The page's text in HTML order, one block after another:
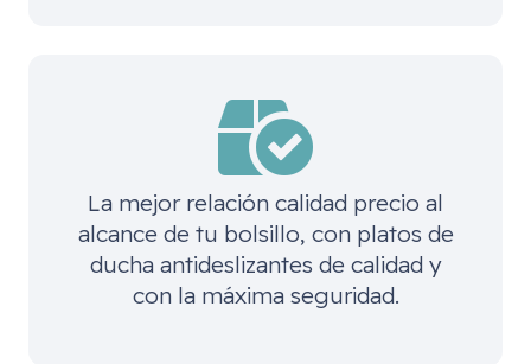
La mejor relación calidad precio al
alcance de tu bolsillo, con platos de
ducha antideslizantes de calidad y
con la máxima seguridad.